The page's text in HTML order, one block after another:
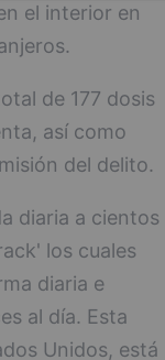
el interior en
de 177 dosis
así como
del delito.
diaria a cientos
los cuales
diaria e
al día. Esta
Unidos, está